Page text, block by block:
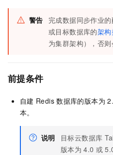
警告
完成数据同步作业
或目标数据库的架构
为集群架构），否则
前提条件
自建 Redis 数据库的版本为
本。
说明 目标云数据库
版本为 4.0 或